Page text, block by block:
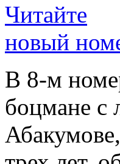
Читайте
новый
В 8-м
боцмане с